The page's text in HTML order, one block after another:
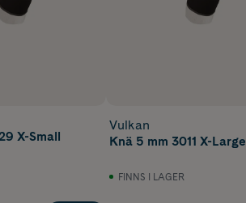
X-Small
Vulkan
Knä 5 mm 3011 X-Large
FINNS I LAGER